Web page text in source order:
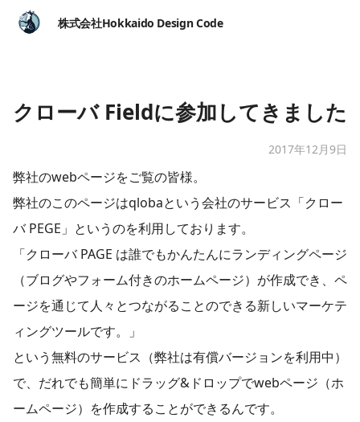
株式会社Hokkaido Design Code
クローバ Fieldに参加してきました
2017年12月9日
弊社のwebページをご覧の皆様。
弊社のこのページはqlobaという会社のサービス「クロー
バ PEGE」というのを利用しております。
「クローバ PAGE は誰でもかんたんにランディングページ
（ブログやフォーム付きのホームページ）が作成でき、ペ
ージを通じて人々とつながることのできる新しいマーケテ
ィングツールです。」
という無料のサービス（弊社は有償バージョンを利用中）
で、だれでも簡単にドラッグ&ドロップでwebページ（ホ
ームページ）を作成することができるんです。